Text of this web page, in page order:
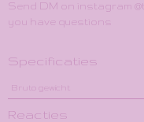
Send DM on instagram
you have questions
Specificaties
Bruto gewicht
Reacties